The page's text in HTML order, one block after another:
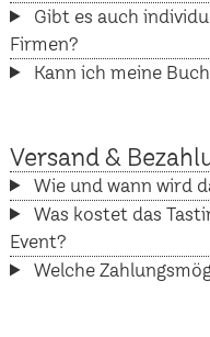
Gibt es auch
Firmen?
Kann ich meine
Versand &
Wie und wann wird
Was kostet das
Event?
Welche